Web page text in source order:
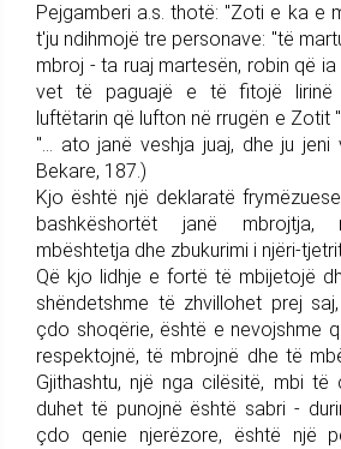
Pejgamberi a.s. thotë: "Zoti e ka e
t'ju ndihmojë tre personave: "të
mbroj - ta ruaj martesën, robin që
vet të paguajë e të fitojë lirinë
luftëtarin që lufton në rrugën e Zotit
"... ato janë veshja juaj, dhe ju jeni
Bekare, 187.)
Kjo është një deklaratë
bashkëshortët janë mbrojtja,
mbështetja dhe zbukurimi i njëri-
Që kjo lidhje e fortë të mbijetojë
shëndetshme të zhvillohet prej
çdo shoqërie, është e nevojshme
respektojnë, të mbrojnë dhe të
Gjithashtu, një nga cilësitë, mbi të
duhet të punojnë është sabri -
çdo qenie njerëzore, është një